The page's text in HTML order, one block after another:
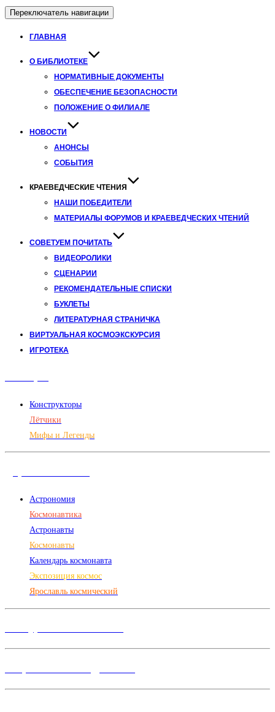
Переключатель навигации
ГЛАВНАЯ
О БИБЛИОТЕКЕ
НОРМАТИВНЫЕ ДОКУМЕНТЫ
ОБЕСПЕЧЕНИЕ БЕЗОПАСНОСТИ
ПОЛОЖЕНИЕ О ФИЛИАЛЕ
НОВОСТИ
АНОНСЫ
СОБЫТИЯ
КРАЕВЕДЧЕСКИЕ ЧТЕНИЯ
НАШИ ПОБЕДИТЕЛИ
МАТЕРИАЛЫ ФОРУМОВ И КРАЕВЕДЧЕСКИХ ЧТЕНИЙ
СОВЕТУЕМ ПОЧИТАТЬ
ВИДЕОРОЛИКИ
СЦЕНАРИИ
РЕКОМЕНДАТЕЛЬНЫЕ СПИСКИ
БУКЛЕТЫ
ЛИТЕРАТУРНАЯ СТРАНИЧКА
ВИРТУАЛЬНАЯ КОСМОЭКСКУРСИЯ
ИГРОТЕКА
Конструкторы
Лётчики
Мифы и Легенды
Астрономия
Космонавтика
Астронавты
Космонавты
Календарь космонавта
Экспозиция космос
Ярославль космический